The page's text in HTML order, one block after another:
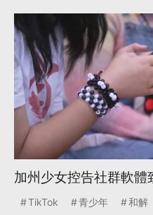
加州少女控告社群軟
TikTok 青少年 和解